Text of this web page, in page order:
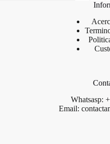
Whatsasp:
Email: